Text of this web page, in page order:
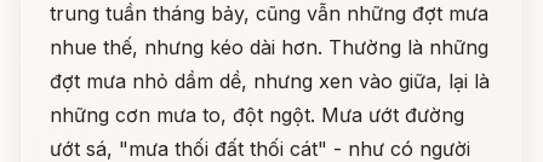
trung tuần tháng bảy, cũng vẫn những đợt mưa
nhue thế, nhưng kéo dài hơn. Thường là những
đợt mưa nhỏ dầm dề, nhưng xen vào giữa, lại là
những cơn mưa to, đột ngột. Mưa ướt đường
ướt sá, "mưa thối đất thối cát" - như có người